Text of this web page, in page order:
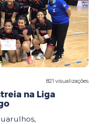
821 visualizações
na Liga